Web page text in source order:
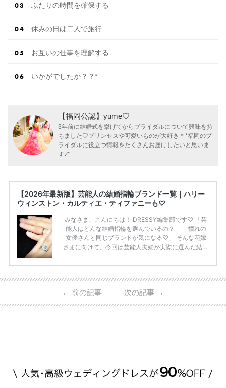
ふたりの時間を確保する
休みの日は二人で旅行
お互いの仕事を理解する
いかがでしたか？？*
【福岡公認】yume♡
3年前に結婚式を挙げてからブライダルについて興味を持
ちました♡プリンセスや可愛いものが大好き＊*福岡のブ
ライダルに役立つ情報をたくさんお届けしたいと思いま
す♪*
【2026年最新版】芸能人の結婚指輪ブランド一覧｜ハリー
ウィンストン・カルティエ・ティファニーも♡
みなさま、こんにちは！ DRESSY編集部です♡ 「芸
能人はどんな結婚指輪を選んでいるの？」 「憧れの
女優さんと同じブランドが気になる♡」 そんな花嫁
さまに向けて、今回は芸能人夫婦が実際に選んだ結婚
ーウィンストンやカルティエ、ティファニーなど世界
日本で人気のブランドまで幅広くご紹介。 さらに、
・愛用している芸能人夫婦 ・リングの特徴や魅力 ・
← 前の記事 次の記事 →